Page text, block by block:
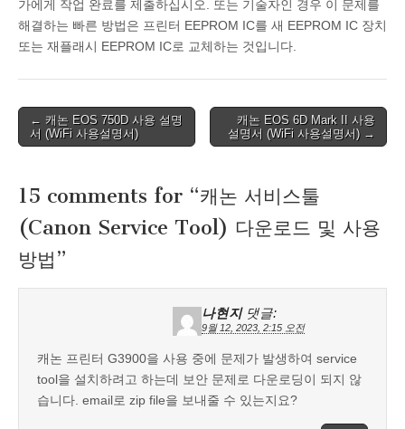
가에게 작업 완료를 제출하십시오. 또는 기술자인 경우 이 문제를
해결하는 빠른 방법은 프린터 EEPROM IC를 새 EEPROM IC 장치
또는 재플래시 EEPROM IC로 교체하는 것입니다.
Post
navigation
← 캐논 EOS 750D 사용 설명
서 (WiFi 사용설명서)
캐논 EOS 6D Mark II 사용
설명서 (WiFi 사용설명서) →
15 comments for “캐논 서비스툴
(Canon Service Tool) 다운로드 및 사용
방법”
나현지 댓글:
9월 12, 2023, 2:15 오전
캐논 프린터 G3900을 사용 중에 문제가 발생하여 service
tool을 설치하려고 하는데 보안 문제로 다운로딩이 되지 않
습니다. email로 zip file을 보내줄 수 있는지요?